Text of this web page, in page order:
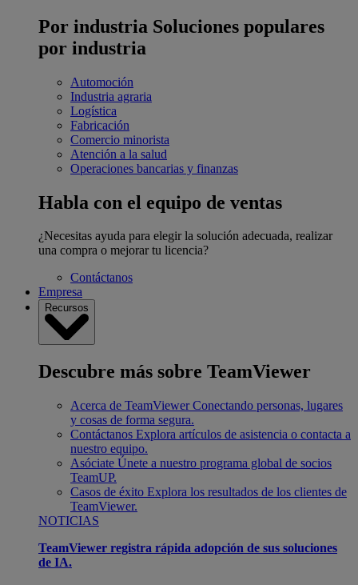
Por industria Soluciones populares
por industria
Automoción
Industria agraria
Logística
Fabricación
Comercio minorista
Atención a la salud
Operaciones bancarias y finanzas
Habla con el equipo de ventas
¿Necesitas ayuda para elegir la solución adecuada, realizar
una compra o mejorar tu licencia?
Contáctanos
Empresa
Recursos
Descubre más sobre TeamViewer
Acerca de TeamViewer Conectando personas, lugares
y cosas de forma segura.
Contáctanos Explora artículos de asistencia o contacta a
nuestro equipo.
Asóciate Únete a nuestro programa global de socios
TeamUP.
Casos de éxito Explora los resultados de los clientes de
TeamViewer.
NOTICIAS
TeamViewer registra rápida adopción de sus soluciones
de IA.